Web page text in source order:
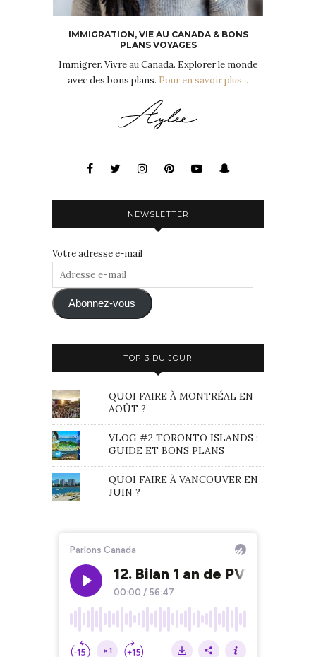
IMMIGRATION, VIE AU CANADA & BONS
PLANS VOYAGES
Immigrer. Vivre au Canada. Explorer le monde
avec des bons plans. Pour en savoir plus...
NEWSLETTER
Votre adresse e-mail
Adresse
mail Abonnez-vous
TOP 3 DU JOUR
QUOI FAIRE À MONTRÉAL EN
AOÛT ?
VLOG #2 TORONTO ISLANDS :
GUIDE ET BONS PLANS
QUOI FAIRE À VANCOUVER EN
JUIN ?